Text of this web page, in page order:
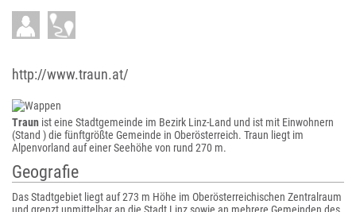
http://www.traun.at/
Traun ist eine Stadtgemeinde im Bezirk Linz-Land und ist mit Einwohnern
(Stand ) die fünftgrößte Gemeinde in Oberösterreich. Traun liegt im
Alpenvorland auf einer Seehöhe von rund 270 m.
Geografie
Das Stadtgebiet liegt auf 273 m Höhe im Oberösterreichischen Zentralraum